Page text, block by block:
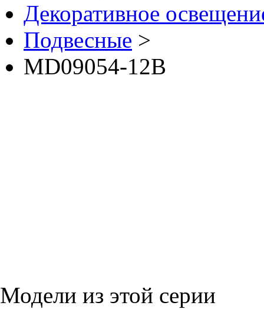
Декоративное
Подвесные >
MD09054-12B
Модели из этой серии